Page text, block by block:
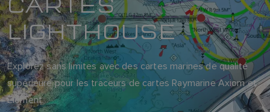
LIGHTHOUSE
Explorez sans limites avec des cartes marines de qualité
supérieure pour les traceurs de cartes Raymarine Axiom et
Element.